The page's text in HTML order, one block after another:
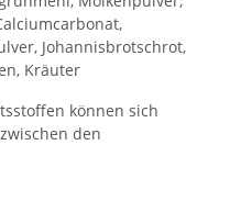
Johannisbrotschrot,
Kräuter
können sich
den